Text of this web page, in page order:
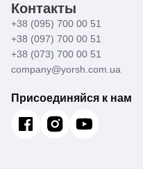
Контакты
+38 (095) 700 00 51
+38 (097) 700 00 51
+38 (073) 700 00 51
company@yorsh.com.ua
Присоединяйся к нам